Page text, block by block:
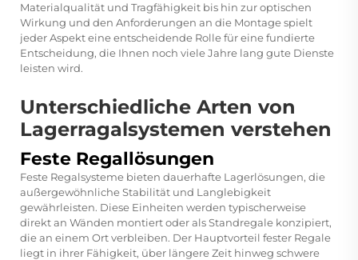
Materialqualität und Tragfähigkeit bis hin zur optischen
Wirkung und den Anforderungen an die Montage spielt
jeder Aspekt eine entscheidende Rolle für eine fundierte
Entscheidung, die Ihnen noch viele Jahre lang gute Dienste
leisten wird.
Unterschiedliche Arten von
Lagerragalsystemen verstehen
Feste Regallösungen
Feste Regalsysteme bieten dauerhafte Lagerlösungen, die
außergewöhnliche Stabilität und Langlebigkeit
gewährleisten. Diese Einheiten werden typischerweise
direkt an Wänden montiert oder als Standregale konzipiert,
die an einem Ort verbleiben. Der Hauptvorteil fester Regale
liegt in ihrer Fähigkeit, über längere Zeit hinweg schwere